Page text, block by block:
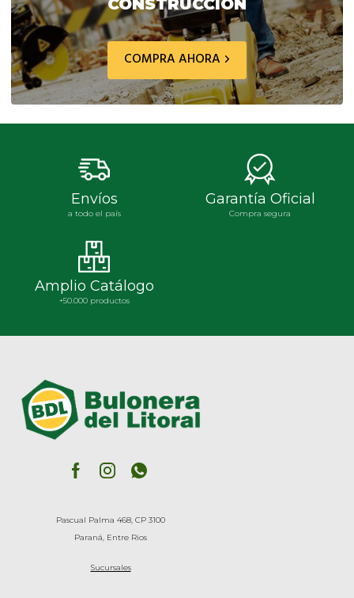
CONSTRUCCIÓN
COMPRA AHORA
Envíos
a todo el país
Garantía Oficial
Compra segura
Amplio Catálogo
+50.000 productos
Pascual Palma 468, CP 3100
Paraná, Entre Rios
Sucursales